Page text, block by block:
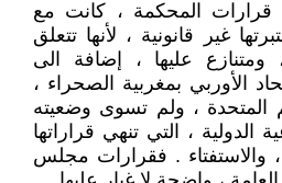
قرارات المحكمة ، كانت مع
غير قانونية ، لأنها تتعلق
عليها ، إضافة الى
الأوربي بمغربية الصحراء ،
المتحدة ، ولم تسوى وضعيته
الدولية ، التي تنهي قراراتها
والاستفتاء . فقرارات مجلس